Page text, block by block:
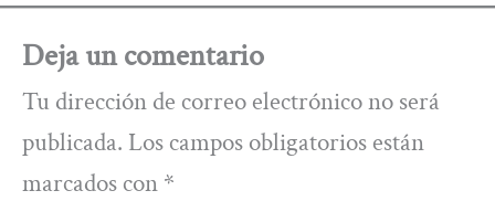
Deja un comentario
Tu dirección de correo electrónico no será
publicada. Los campos obligatorios están
marcados con *